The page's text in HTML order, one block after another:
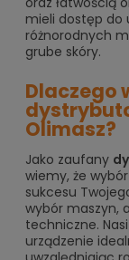
mieli dostęp do
różnorodnych
grube skóry.
Dlaczego
Olimasz?
Jako zaufany
wiemy, że
sukcesu
wybór maszyn,
techniczne.
urządzenie